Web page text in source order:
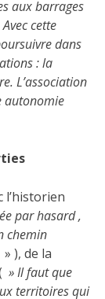
aux barrages
cette
dans
: la
L’association
autonomie
l’historien
par hasard ,
chemin
» ), de la
» Il faut que
territoires qui